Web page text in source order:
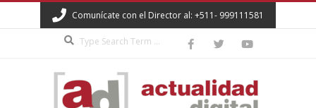
to
Comunícate con el Director al: +511- 999111581